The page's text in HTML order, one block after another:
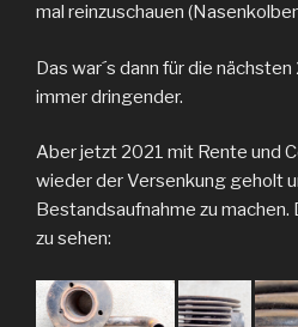
mal reinzuschauen
Das war´s dann für die
immer dringender.
Aber jetzt 2021 mit Rente und
wieder der Versenkung geholt
Bestandsaufnahme zu
zu sehen: